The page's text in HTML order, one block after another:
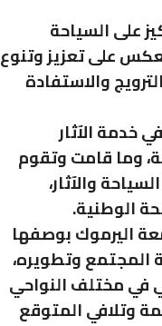
على السياحة
على تعزيز وتنوع
والاستفادة
خدمة الآثار
وما قامت وتقوم
والآثار،
الوطنية.
اليرموك بوصفها
المجتمع وتطويره،
في مختلف النواحي
وتلافي المتوقع